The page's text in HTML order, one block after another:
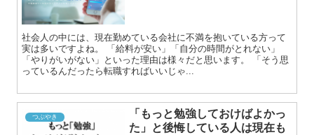
社会人の中には、現在勤めている会社に不満を抱いている方って
実は多いですよね。 「給料が安い」「自分の時間がとれない」
「やりがいがない」といった理由は様々だと思います。 「そう思
っているんだったら転職すればいいじゃ...
つぶやき
「もっと勉強しておけばよかっ
た」と後悔している人は現在も